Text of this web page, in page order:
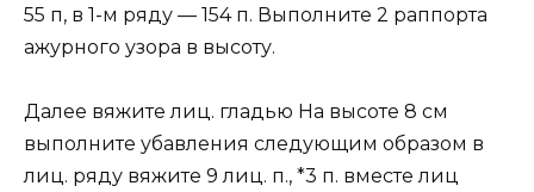
55 п, в 1-м ряду — 154 п. Выполните 2 раппорта
ажурного узора в высоту.
Далее вяжите лиц. гладью На высоте 8 см
выполните убавления следующим образом в
лиц. ряду вяжите 9 лиц. п., *3 п. вместе лиц